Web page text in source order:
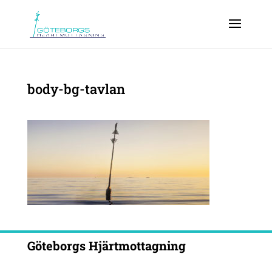
body-bg-tavlan
Göteborgs Hjärtmottagning